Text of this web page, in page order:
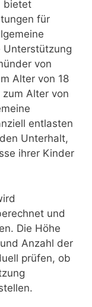
bietet
für
Unterstützung
von
Alter von 18
Alter von
entlasten
Unterhalt,
ihrer Kinder
und
Die Höhe
Anzahl der
prüfen, ob